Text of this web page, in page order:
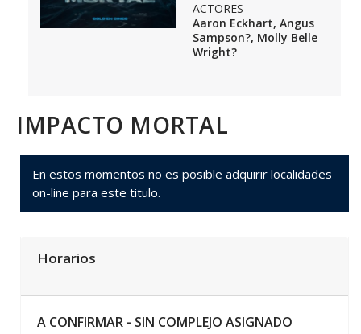
ACTORES
Aaron Eckhart, Angus
Sampson?, Molly Belle
Wright?
IMPACTO MORTAL
En estos momentos no es posible adquirir localidades
on-line para este titulo.
Horarios
A CONFIRMAR - SIN COMPLEJO ASIGNADO